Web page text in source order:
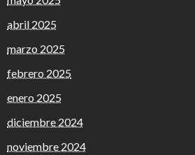
abril 2025
marzo 2025
febrero 2025
enero 2025
diciembre 2024
noviembre 2024